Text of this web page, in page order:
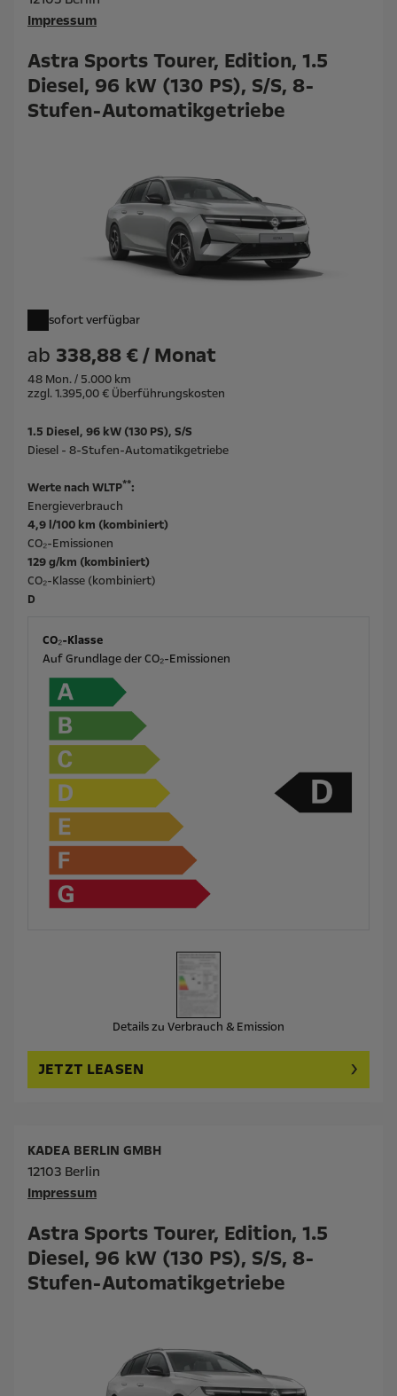
Astra Sports Tourer, Edition, 1.5
Diesel, 96 kW (130 PS), S/S, 8-
Stufen-Automatikgetriebe
sofort verfügbar
ab 338,88 € / Monat
48 Mon. / 5.000 km
zzgl. 1.395,00 € Überführungskosten
Impressum
1.5 Diesel, 96 kW (130 PS), S/S
Diesel - 8-Stufen-Automatikgetriebe
Werte nach WLTP**:
Energieverbrauch
4,9 l/100 km (kombiniert)
CO₂-Emissionen
129 g/km (kombiniert)
CO₂-Klasse (kombiniert)
D
CO₂-Klasse
Auf Grundlage der CO₂-Emissionen
Details zu Verbrauch & Emission
JETZT LEASEN
Astra Sports Tourer, Edition, 1.5
Diesel, 96 kW (130 PS), S/S, 8-
Stufen-Automatikgetriebe
KADEA BERLIN GMBH
12103 Berlin
Impressum